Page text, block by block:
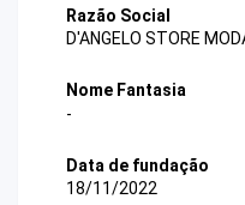
Razão Social
D'ANGELO STORE
Nome Fantasia
-
Data de fundação
18/11/2022